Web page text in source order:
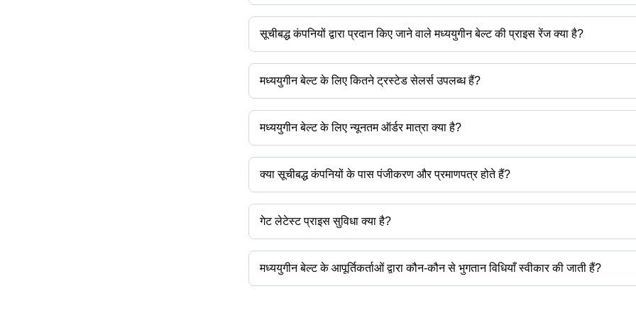
उपलब्ध ब्रांड हैं -
सूचीबद्ध कंपनियों द्वारा प्रदान किए जाने वाले मध्ययुगीन बेल्ट की प्राइस रेंज क्या है?
मध्ययुगीन बेल्ट की प्राइस रेंज है -
कंपनी का नाम
मध्ययुगीन बेल्ट के लिए कितने ट्रस्टेड सेलर्स उपलब्ध हैं?
मध्ययुगीन बेल्ट के ट्रस्टेड सेलर्स हैं:
मध्ययुगीन बेल्ट के लिए न्यूनतम ऑर्डर मात्रा क्या है?
उत्पाद के साथ न्यूनतम ऑर्डर मात्रा उल्लेखित होती है और कंपनी से कंपनी भिन्न हो सकती है।
क्या सूचीबद्ध कंपनियों के पास पंजीकरण और प्रमाणपत्र होते हैं?
अधिकांश कंपनियों के पास पंजीकरण होता है, और प्रमाणपत्र रखने वाली कंपनियां हैं -
गेट लेटेस्ट प्राइस सुविधा क्या है?
आप इसका उपयोग उत्पाद की नवीनतम कीमत प्राप्त करने के लिए कर सकते हैं।
मध्ययुगीन बेल्ट के आपूर्तिकर्ताओं द्वारा कौन-कौन से भुगतान विधियाँ स्वीकार की जाती हैं?
यह मध्ययुगीन बेल्ट के आपूर्तिकर्ता पर निर्भर करेगा। कुछ सामान्य भुगतान विधियाँ जिन्हें आपूर्तिकर्ता